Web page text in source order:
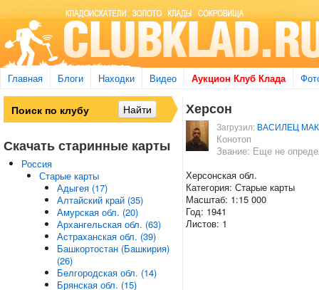
Главная Блоги Находки Видео Аукцион Клуб Клада
Херсон
Загрузил: ВАСИЛЕЦ
Конотоп
Звание: Еще не
Херсонская обл.
Категория: Старые карты
Масштаб: 1:15 000
Год: 1941
Листов: 1
Скачать старинные карты
Россия
Старые карты
Адыгея (17)
Алтайский край (35)
Амурская обл. (20)
Архангельская обл. (63)
Астраханская обл. (39)
Башкортостан (Башкирия)
(26)
Белгородская обл. (14)
Брянская обл. (15)